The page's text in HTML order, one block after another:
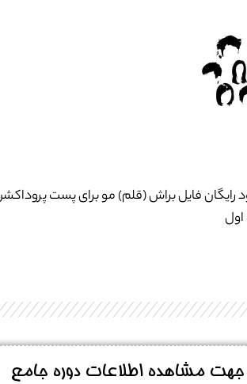
رایگان فایل براش (قلم) مو برای پست
جهت مشاهده اطلاعات دوره جامع
*